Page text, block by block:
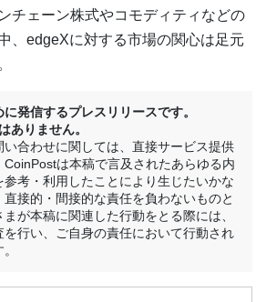
チェーン株式やコモディティなどの
、edgeXに対する市場の関心は足元
発信するプレスリリースです。
ありません。
合わせに関しては、直接サービス提供
は本稿で言及されたあらゆる内
考・利用したことにより生じたいかな
接的・間接的な責任を負わないものと
が本稿に関連した行動をとる際には、
行い、ご自身の責任において行動され